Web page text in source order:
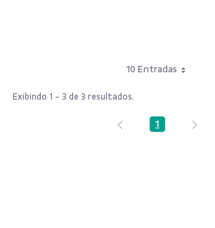
10 Entradas
Exibindo 1 - 3 de 3 resultados.
Página
1